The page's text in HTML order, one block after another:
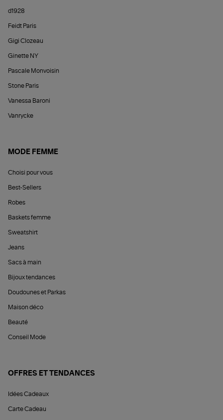
d1928
Feidt Paris
Gigi Clozeau
Ginette NY
Pascale Monvoisin
Stone Paris
Vanessa Baroni
Vanrycke
MODE FEMME
Choisi pour vous
Best-Sellers
Robes
Baskets femme
Sweatshirt
Jeans
Sacs à main
Bijoux tendances
Doudounes et Parkas
Maison déco
Beauté
Conseil Mode
OFFRES ET TENDANCES
Idées Cadeaux
Carte Cadeau